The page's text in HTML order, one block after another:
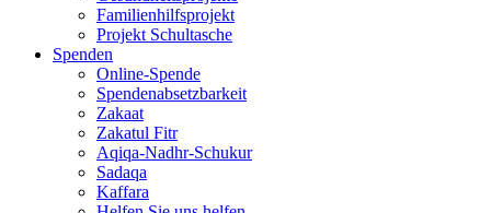
Familienhilfsprojekt
Projekt Schultasche
Spenden
Online-Spende
Spendenabsetzbarkeit
Zakaat
Zakatul Fitr
Aqiqa-Nadhr-Schukur
Sadaqa
Kaffara